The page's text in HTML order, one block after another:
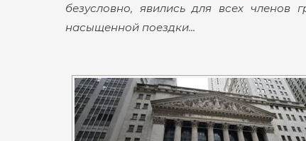
безусловно, явились для всех
насыщенной поездки...